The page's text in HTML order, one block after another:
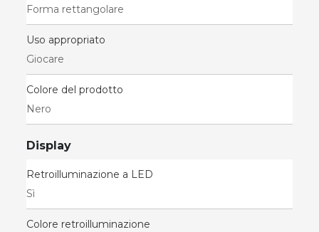
Forma rettangolare
Uso appropriato
Giocare
Colore del prodotto
Nero
Display
Retroilluminazione a LED
Sì
Colore retroilluminazione